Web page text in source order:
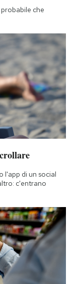
che
l'app di un social
c'entrano